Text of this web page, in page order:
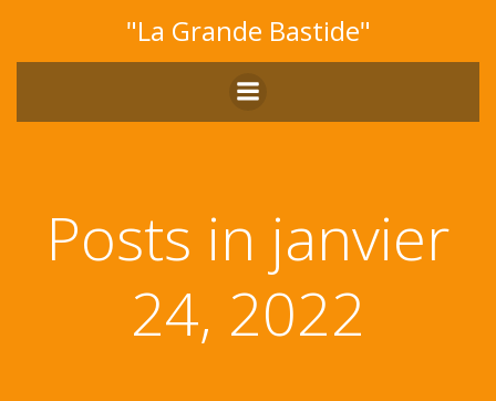
au
contenu
"La Grande Bastide"
Posts in janvier
24, 2022